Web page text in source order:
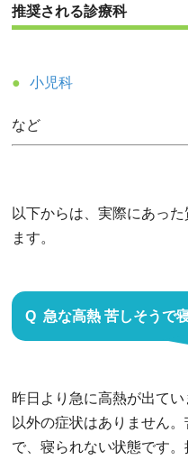
推奨される診療科
小児科
など
以下からは、実際にあっ
ます。
急な高熱 苦しそうで
昨日より急に高熱が出て
以外の症状はありません。
で、寝られない状態です